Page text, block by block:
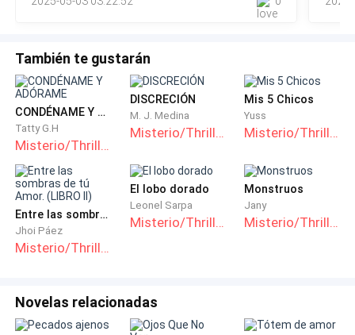
— Porque sencillamente, es lo que quieres... — dijo en
una simple respuesta.
En un abrir y cerrar de ojos, la chica que estuvo
conversando con la silueta oscura, tenía una pistola
en la mano. Se notaba claramente que lo que tenía
que hacer no lo quería.
Era algo fuerte.
También te gustarán
CONDÉNAME Y ADÓRAME
Tatty G.H
DISCRECIÓN
M. J. Medina
Mis 5 Chicos
Yuss
Entre las sombras de tú Amor. (LIBRO II)
Jhoi Páez
El lobo dorado
Leonel Sarpa
Monstruos
Jany
Novelas relacionadas